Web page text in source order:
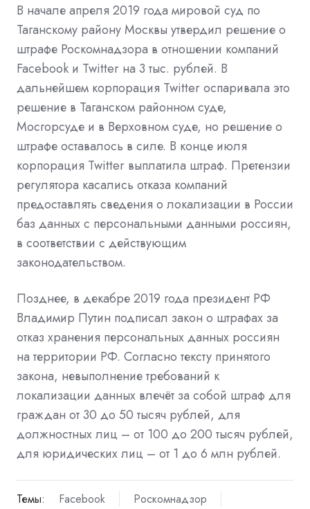
В начале апреля 2019 года мировой суд по
Таганскому району Москвы утвердил решение о
штрафе Роскомнадзора в отношении компаний
Facebook и Twitter на 3 тыс. рублей. В
дальнейшем корпорация Twitter оспаривала это
решение в Таганском районном суде,
Мосгорсуде и в Верховном суде, но решение о
штрафе оставалось в силе. В конце июля
корпорация Twitter выплатила штраф. Претензии
регулятора касались отказа компаний
предоставлять сведения о локализации в России
баз данных с персональными данными россиян,
в соответствии с действующим
законодательством.
Позднее, в декабре 2019 года президент РФ
Владимир Путин подписал закон о штрафах за
отказ хранения персональных данных россиян
на территории РФ. Согласно тексту принятого
закона, невыполнение требований к
локализации данных влечёт за собой штраф для
граждан от 30 до 50 тысяч рублей, для
должностных лиц – от 100 до 200 тысяч рублей,
для юридических лиц – от 1 до 6 млн рублей.
Темы: Facebook
Роскомнадзор